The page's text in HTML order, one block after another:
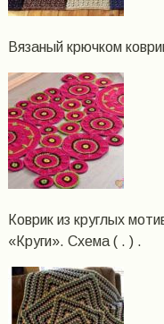
Вязаный крючком
Коврик из круглых
«Круги». Схема ( . ) .